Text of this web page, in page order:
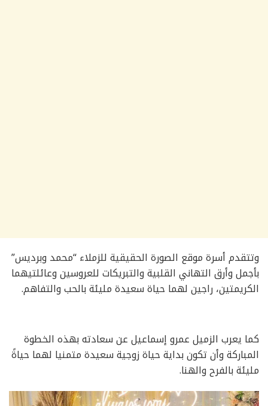
وتتقدم أسرة موقع الصورة الحقيقية للزملاء “محمد وبرديس”
بأجمل وأرق التهاني القلبية والتبريكات للعروسين وعائلتيهما
الكريمتين، راجين لهما حياة سعيدة مليئة بالحب والتفاهم.
كما يعرب الزميل عمرو إسماعيل عن سعادته بهذه الخطوة
المباركة وأن تكون بداية حياة زوجية سعيدة متمنيا لهما حياةً
مليئة بالفرح والهنا.